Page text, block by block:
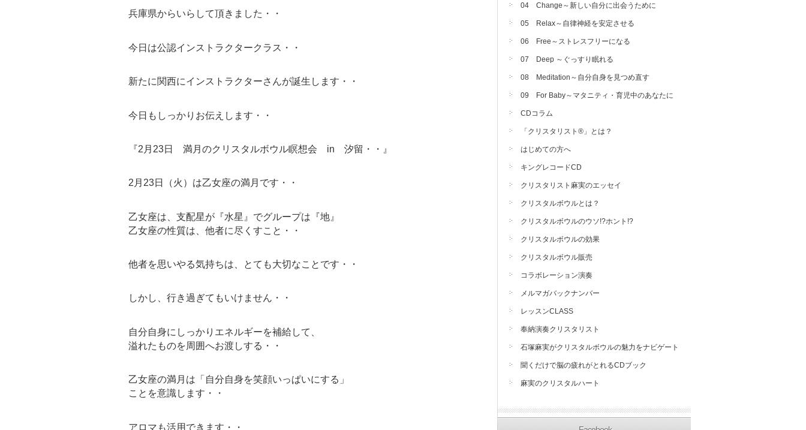
兵庫県からいらして頂きました・・
今日は公認インストラクタークラス・・
新たに関西にインストラクターさんが誕生します・・
今日もしっかりお伝えします・・
『2月23日 満月のクリスタルボウル瞑想会 in 汐留・・』
2月23日（火）は乙女座の満月です・・
乙女座は、支配星が『水星』でグループは『地』
乙女座の性質は、他者に尽くすこと・・
他者を思いやる気持ちは、とても大切なことです・・
しかし、行き過ぎてもいけません・・
自分自身にしっかりエネルギーを補給して、
溢れたものを周囲へお渡しする・・
乙女座の満月は「自分自身を笑顔いっぱいにする」
ことを意識します・・
アロマも活用できます・・
04 Change～新しい自分に出会うために
05 Relax～自律神経を安定させる
06 Free～ストレスフリーになる
07 Deep ～ぐっすり眠れる
08 Meditation～自分自身を見つめ直す
09 For Baby～マタニティ・育児中のあなたに
CDコラム
「クリスタリスト®」とは？
はじめての方へ
キングレコードCD
クリスタリスト麻実のエッセイ
クリスタルボウルとは？
クリスタルボウルのウソ!?ホント!?
クリスタルボウルの効果
クリスタルボウル販売
コラボレーション演奏
メルマガバックナンバー
レッスンCLASS
奉納演奏クリスタリスト
石塚麻実がクリスタルボウルの魅力をナビゲート
聞くだけで脳の疲れがとれるCDブック
麻実のクリスタルハート